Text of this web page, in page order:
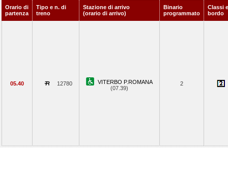
Orario di
partenza
Tipo e n. di
treno
Stazione di arrivo
(orario di arrivo)
Binario
programmato
Classi
bordo
05.40 12780
VITERBO P.ROMANA
(07.39)
2